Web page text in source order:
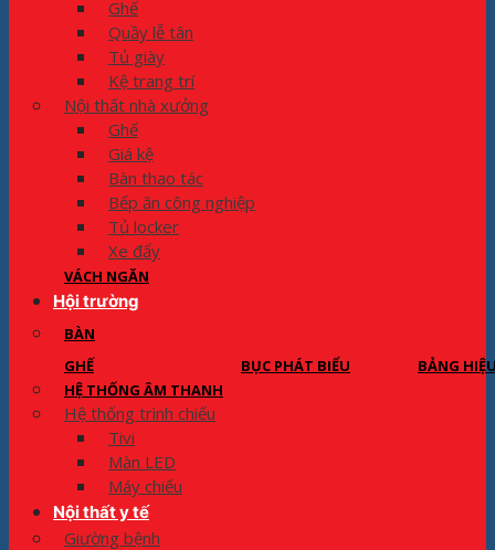
Ghế
Quầy lễ tân
Tủ giày
Kệ trang trí
Nội thất nhà xưởng
Ghế
Giá kệ
Bàn thao tác
Bếp ăn công nghiệp
Tủ locker
Xe đẩy
VÁCH NGĂN
Hội trường
BÀN
GHẾ
BỤC PHÁT BIỂU
BẢNG
HỆ THỐNG ÂM THANH
Hệ thống trình chiếu
Tivi
Màn LED
Máy chiếu
Nội thất y tế
Giường bệnh